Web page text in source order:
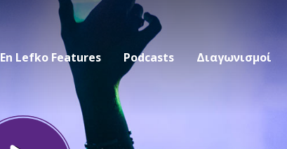
En Lefko Features Podcasts Διαγωνισμοί